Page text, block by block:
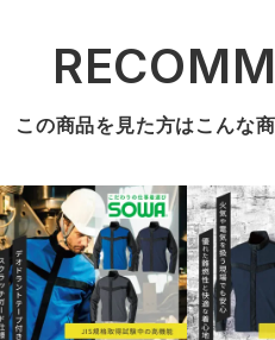
この商品を見た方はこんな